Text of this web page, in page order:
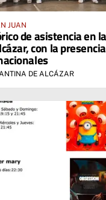
JUAN
de asistencia en
con la
DE ALCÁZAR